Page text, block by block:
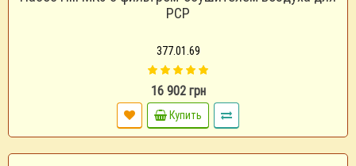
PCP
377.01.69
16 902 грн
Купить